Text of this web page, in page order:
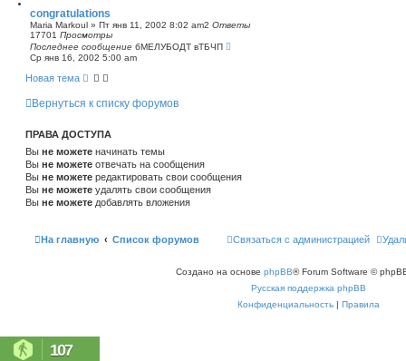
congratulations
Maria Markoul » Пт янв 11, 2002 8:02 am2 Ответы
17701 Просмотры
Последнее сообщение бМЕЛУБОДТ вТБЧП
Ср янв 16, 2002 5:00 am
Новая тема
Вернуться к списку форумов
ПРАВА ДОСТУПА
Вы не можете начинать темы
Вы не можете отвечать на сообщения
Вы не можете редактировать свои сообщения
Вы не можете удалять свои сообщения
Вы не можете добавлять вложения
На главную Список форумов Связаться с администрацией
Создано на основе phpBB® Forum Software ©
Русская поддержка phpBB
Конфиденциальность | Правила
107